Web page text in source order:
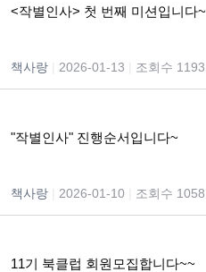
<작별인사> 첫 번째 미션입니다~
책사랑 2026-01-13 조회수 1193
"작별인사" 진행순서입니다~
책사랑 2026-01-10 조회수 1058
11기 북클럽 회원모집합니다~~